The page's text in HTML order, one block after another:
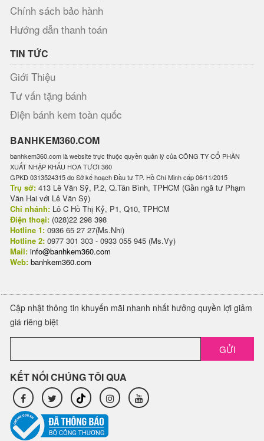
Chính sách bảo hành
Hướng dẫn thanh toán
TIN TỨC
Giới Thiệu
Tư vấn tặng bánh
Điện bánh kem toàn quốc
BANHKEM360.COM
banhkem360.com là website trực thuộc quyền quản lý của CÔNG TY CỔ PHẦN
XUẤT NHẬP KHẨU HOA TƯƠI 360
GPKD 0313524315 do Sở kế hoạch Đầu tư TP. Hồ Chí Minh cấp 06/11/2015
Trụ sở: 413 Lê Văn Sỹ, P.2, Q.Tân Bình, TPHCM (Gần ngã tư Phạm
Văn Hai với Lê Văn Sỹ)
Chi nhánh: Lô C Hồ Thị Kỷ, P1, Q10, TPHCM
Điện thoại: (028)22 298 398
Hotline 1: 0936 65 27 27(Ms.Nhi)
Hotline 2: 0977 301 303 - 0933 055 945 (Ms.Vy)
Mail: info@banhkem360.com
Web: banhkem360.com
Cập nhật thông tin khuyến mãi nhanh nhất hưởng quyền lợi giảm
giá riêng biệt
GỬI
KẾT NỐI CHÚNG TÔI QUA